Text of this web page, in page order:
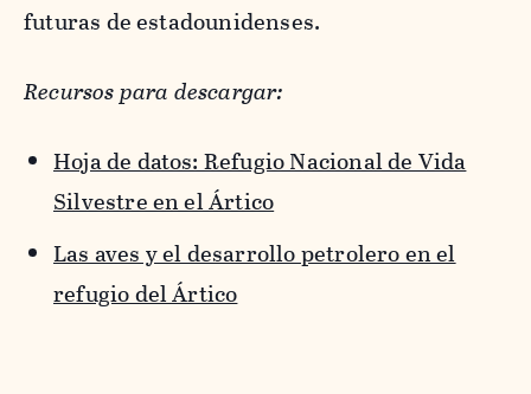
futuras de estadounidenses.
Recursos para descargar:
Hoja de datos: Refugio Nacional de Vida
Silvestre en el Ártico
Las aves y el desarrollo petrolero en el
refugio del Ártico